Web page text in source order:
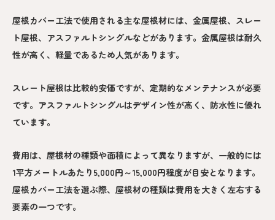
屋根カバー工法で使用される主な屋根材には、金属屋根、スレー
ト屋根、アスファルトシングルなどがあります。金属屋根は耐久
性が高く、軽量であるため人気があります。
スレート屋根は比較的安価ですが、定期的なメンテナンスが必要
です。アスファルトシングルはデザイン性が高く、防水性に優れ
ています。
費用は、屋根材の種類や面積によって異なりますが、一般的には
1平方メートルあたり5,000円～15,000円程度が目安となります。
屋根カバー工法を選ぶ際、屋根材の種類は費用を大きく左右する
要素の一つです。